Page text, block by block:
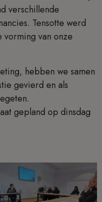
verschillende
Tensotte werd
van onze
hebben we samen
gevierd en als
gepland op dinsdag